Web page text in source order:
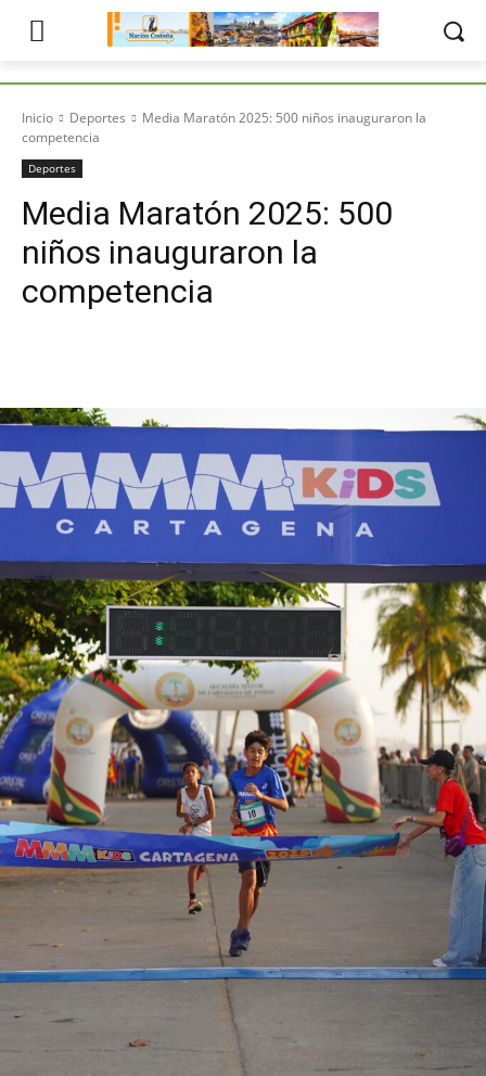
Inicio Deportes
Media Maratón 2025: 500 niños inauguraron la
competencia
Deportes
Media Maratón 2025: 500
niños inauguraron la
competencia